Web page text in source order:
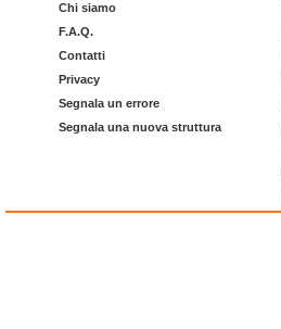
Chi siamo
F.A.Q.
Contatti
Privacy
Segnala un errore
Segnala una nuova struttura